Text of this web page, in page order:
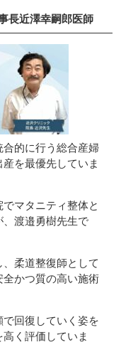
長近澤幸嗣郎医師
的に行う総合産婦
を最優先していま
マタニティ整体と
渡邉勇樹先生で
柔道整復師として
かつ質の高い施術
で回復していく姿を
く評価していま